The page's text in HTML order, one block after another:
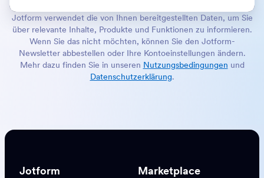
Jotform verwendet die von Ihnen bereitgestellten Daten, um Sie
über relevante Inhalte, Produkte und Funktionen zu informieren.
Wenn Sie das nicht möchten, können Sie den Jotform-
Newsletter abbestellen oder Ihre Kontoeinstellungen ändern.
Mehr dazu finden Sie in unseren Nutzungsbedingungen und
Datenschutzerklärung.
Jotform Marketplace